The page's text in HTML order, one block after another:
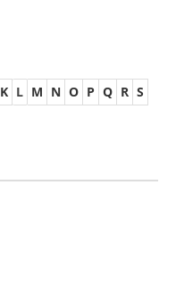
K L M N O P Q R S